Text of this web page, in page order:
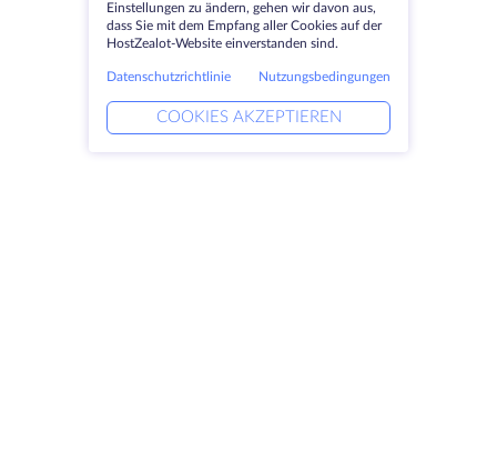
Einstellungen zu ändern, gehen wir davon aus,
dass Sie mit dem Empfang aller Cookies auf der
HostZealot-Website einverstanden sind.
Datenschutzrichtlinie Nutzungsbedingungen
COOKIES AKZEPTIEREN